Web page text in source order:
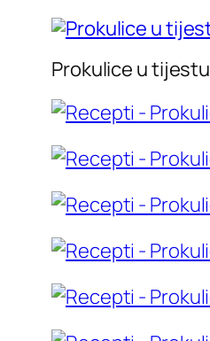
Prokulice u tijestu